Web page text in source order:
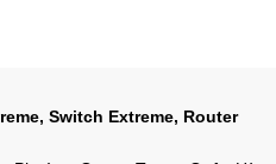
Switch Extreme, Router